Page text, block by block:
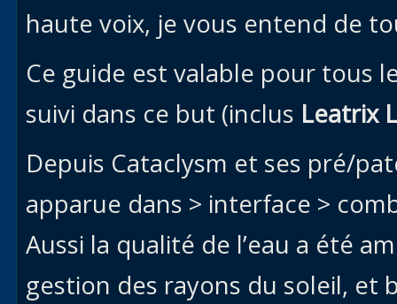
haute voix, je vous entend de
Ce guide est valable pour tous
suivi dans ce but (inclus Leatrix
Depuis Cataclysm et ses pré/
apparue dans > interface >
Aussi la qualité de l’eau a été
gestion des rayons du soleil, et